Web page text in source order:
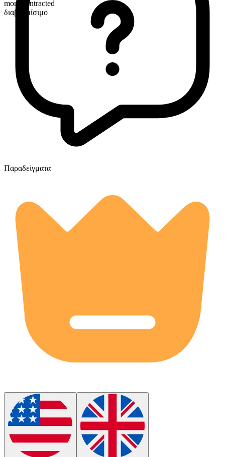
more contracted
διαβαθμίσιμο
Παραδείγματα